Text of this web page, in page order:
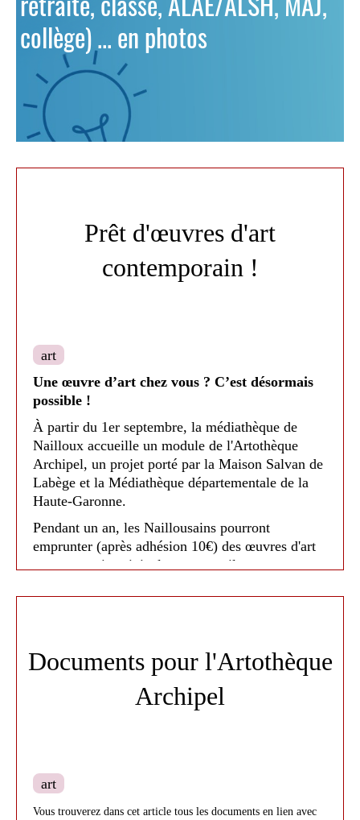
collège) ... en photos
Prêt d'œuvres d'art
contemporain !
art
Une œuvre d’art chez vous ? C’est désormais
possible !
À partir du 1er septembre, la médiathèque de
Nailloux accueille un module de l'Artothèque
Archipel, un projet porté par la Maison Salvan de
Labège et la Médiathèque départementale de la
Haute-Garonne.
Pendant un an, les Naillousains pourront
emprunter (après adhésion 10€) des œuvres d'art
contemporain originales, comme ils empruntent
proposées : photographies, gravures, dessins ou
L'objectif ?Rendre l'art contemporain accessible
à tous, favoriser la découverte des artistes
d'aujourd'hui et permettre à chacun de vivre une
€.
Documents pour l'Artothèque
Archipel
art
Vous trouverez dans cet article tous les documents en lien avec